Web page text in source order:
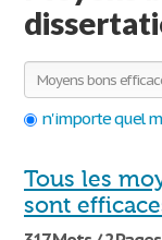
S'inscrire
Se connecter
Contactez-nous
n'importe quel
Tous les
sont